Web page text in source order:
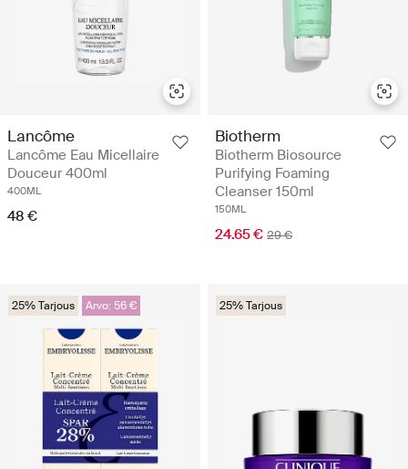
Lancôme
Lancôme Eau Micellaire
Douceur 400ml
400ML
48 €
Biotherm
Biotherm Biosource
Purifying Foaming
Cleanser 150ml
150ML
24.65 € 29 €
25% Tarjous Arvo: 56 € 25% Tarjous